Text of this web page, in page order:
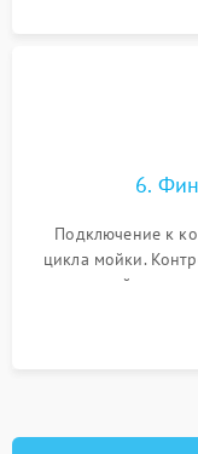
6.
Подключение к
цикла мойки.
до нужной
штатного